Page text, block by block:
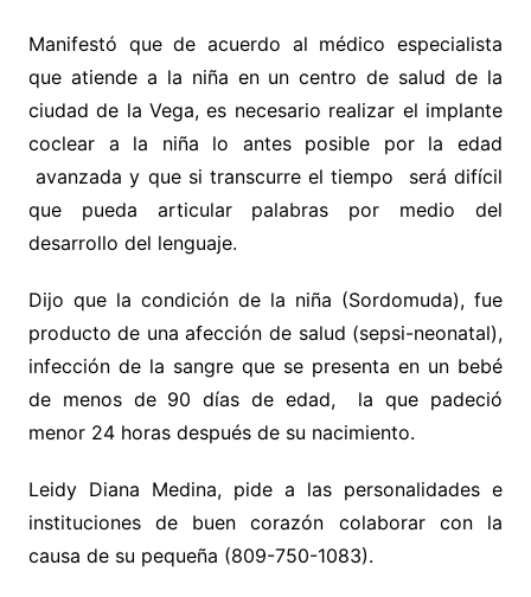
Manifestó que de acuerdo al médico especialista
que atiende a la niña en un centro de salud de la
ciudad de la Vega, es necesario realizar el implante
coclear a la niña lo antes posible por la edad
avanzada y que si transcurre el tiempo será difícil
que pueda articular palabras por medio del
desarrollo del lenguaje.
Dijo que la condición de la niña (Sordomuda), fue
producto de una afección de salud (sepsi-neonatal),
infección de la sangre que se presenta en un bebé
de menos de 90 días de edad, la que padeció
menor 24 horas después de su nacimiento.
Leidy Diana Medina, pide a las personalidades e
instituciones de buen corazón colaborar con la
causa de su pequeña (809-750-1083).